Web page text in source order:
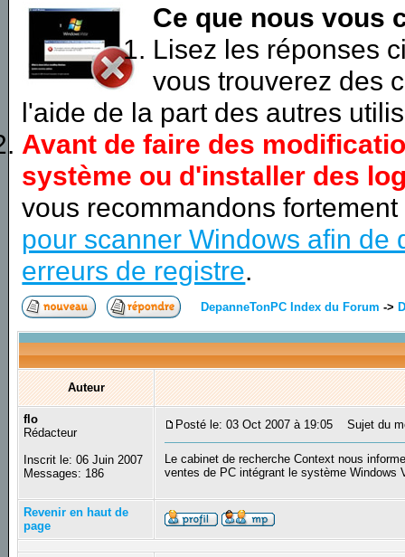
Ce que nous vous
Lisez les réponses
vous trouverez des
l'aide de la part des autres
Avant de faire des
système ou d'installer des
vous recommandons
pour scanner Windows afin de
erreurs de registre.
DepanneTonPC Index du Forum ->
Auteur
flo
Rédacteur
Inscrit le: 06 Juin 2007
Messages: 186
Posté le: 03 Oct 2007 à 19:05 Sujet du
Le cabinet de recherche Context nous
ventes de PC intégrant le système
Revenir en haut de
page